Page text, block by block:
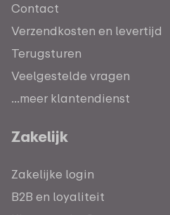
Contact
Verzendkosten en levertijd
Terugsturen
Veelgestelde vragen
...meer klantendienst
Zakelijk
Zakelijke login
B2B en loyaliteit